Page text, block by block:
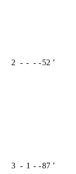
2 - - - -52 ʼ
3 - 1 - -87 ʼ